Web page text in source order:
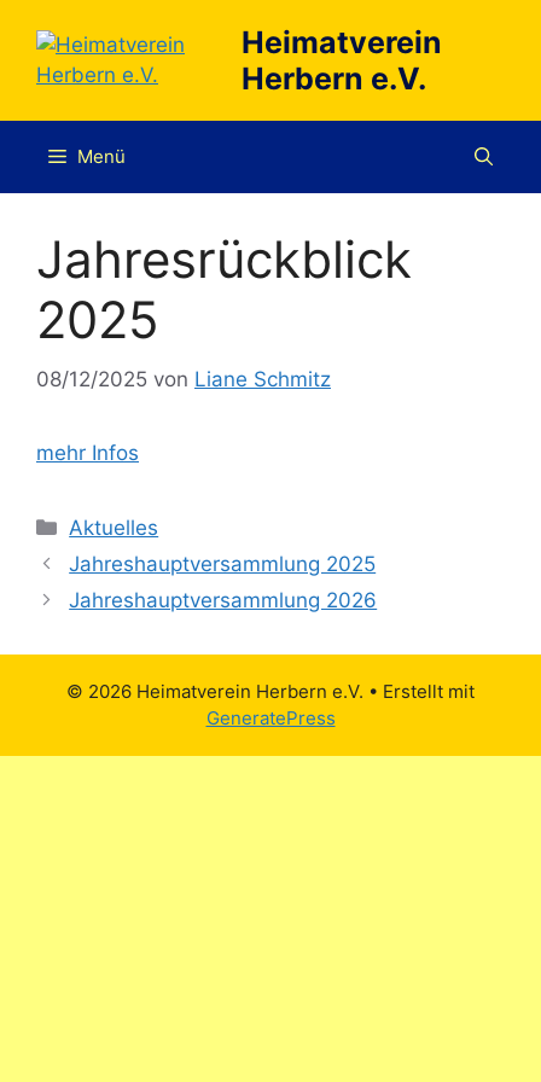
Inhalt
springen
Heimatverein
Herbern e.V.
Menü
Jahresrückblick
2025
08/12/2025 von Liane Schmitz
mehr Infos
Kategorien
Aktuelles
Jahreshauptversammlung 2025
Jahreshauptversammlung 2026
© 2026 Heimatverein Herbern e.V. • Erstellt mit
GeneratePress